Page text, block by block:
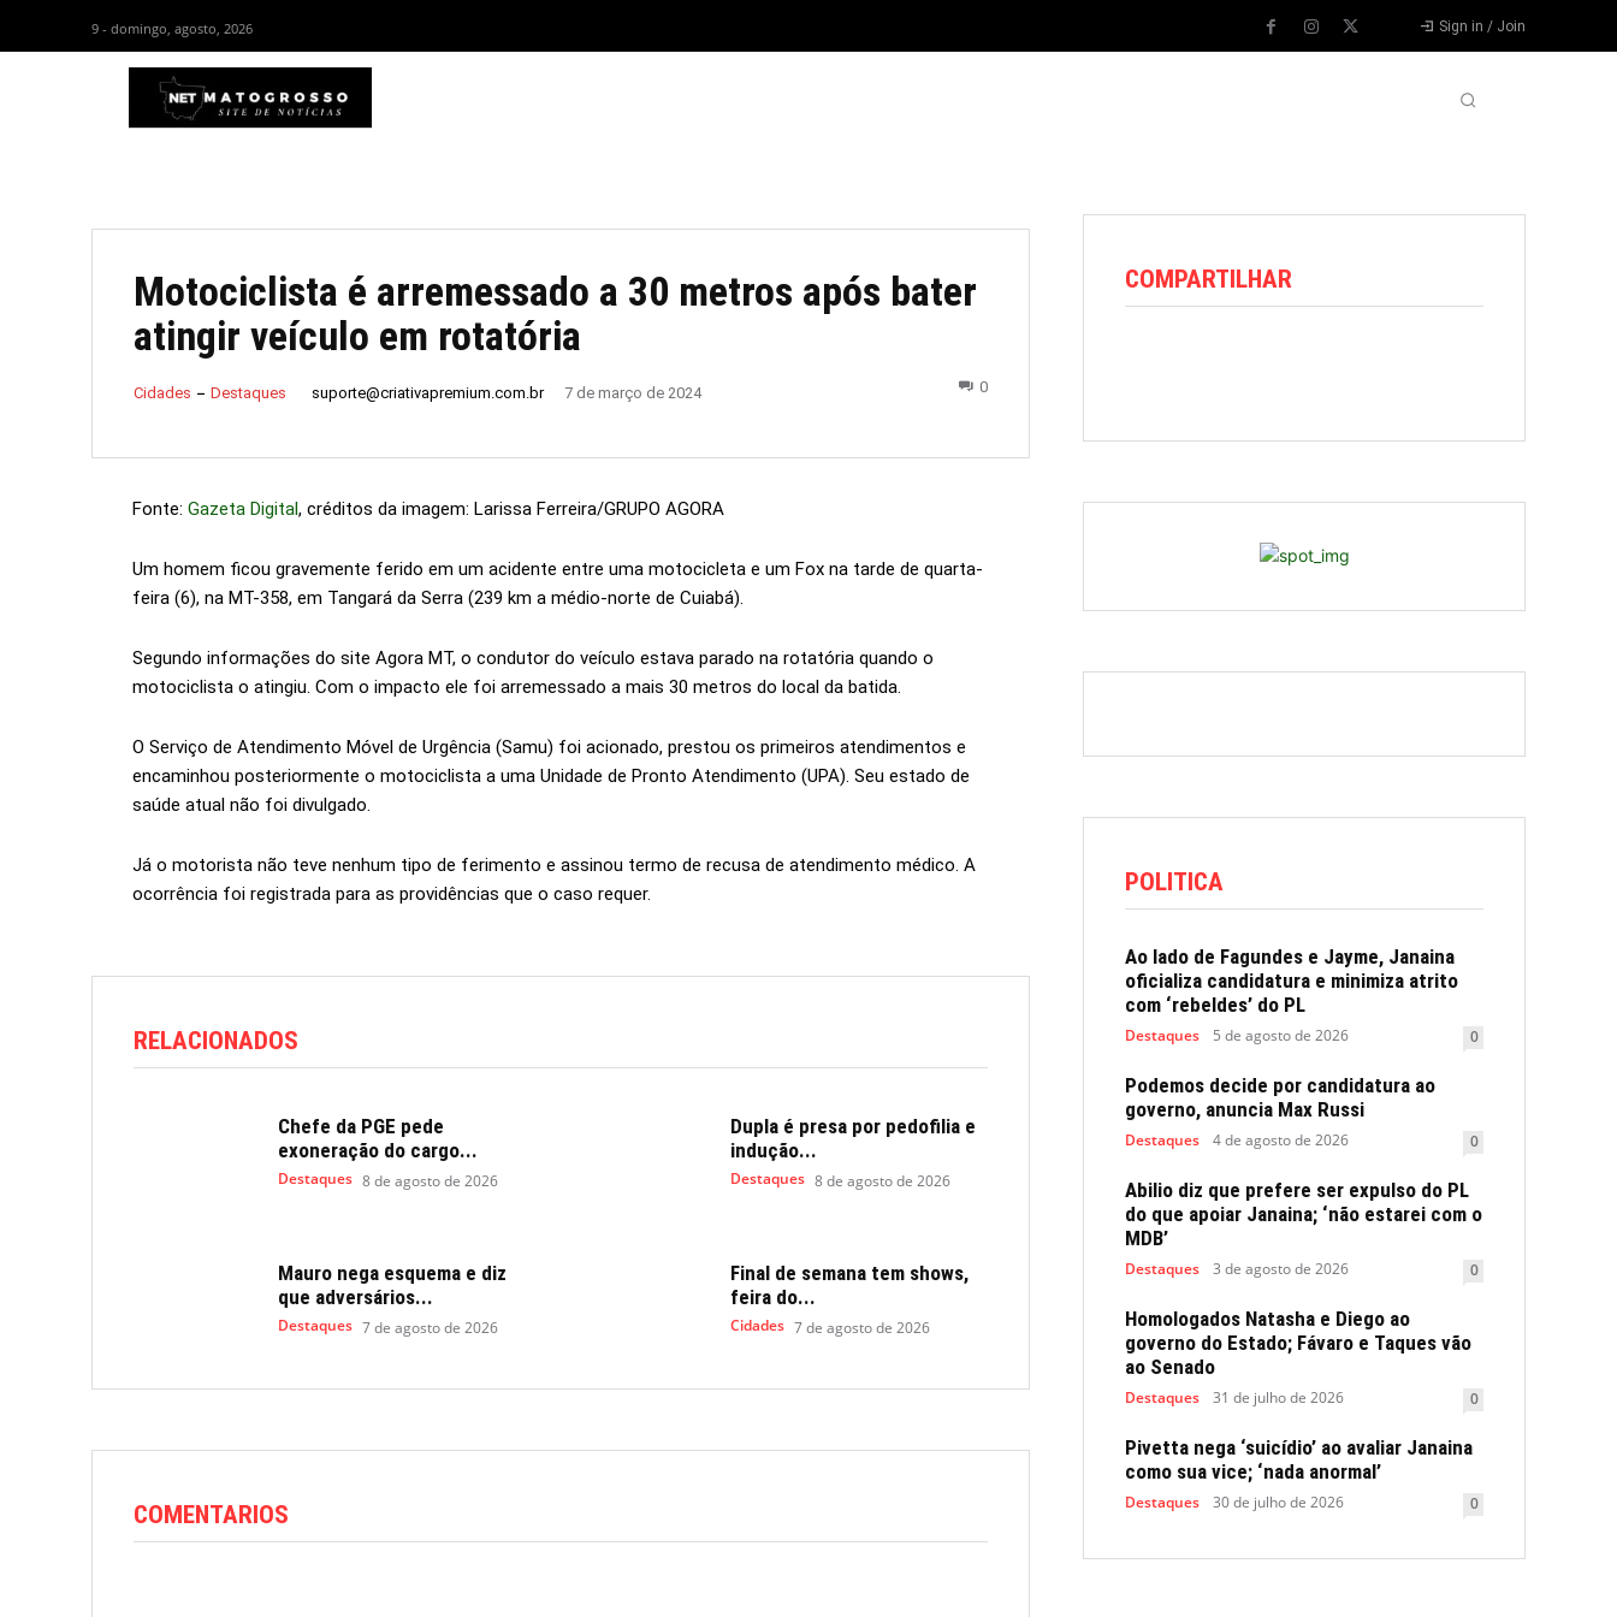
9 - domingo, agosto, 2026 Sign in / Join
Motociclista é arremessado a 30 metros após bater
atingir veículo em rotatória
Cidades Destaques suporte@criativapremium.com.br 7 de março de 2024 0
Fonte: Gazeta Digital, créditos da imagem: Larissa Ferreira/GRUPO AGORA
Um homem ficou gravemente ferido em um acidente entre uma motocicleta e um Fox na tarde de quarta-
feira (6), na MT-358, em Tangará da Serra (239 km a médio-norte de Cuiabá).
Segundo informações do site Agora MT, o condutor do veículo estava parado na rotatória quando o
motociclista o atingiu. Com o impacto ele foi arremessado a mais 30 metros do local da batida.
O Serviço de Atendimento Móvel de Urgência (Samu) foi acionado, prestou os primeiros atendimentos e
encaminhou posteriormente o motociclista a uma Unidade de Pronto Atendimento (UPA). Seu estado de
saúde atual não foi divulgado.
Já o motorista não teve nenhum tipo de ferimento e assinou termo de recusa de atendimento médico. A
ocorrência foi registrada para as providências que o caso requer.
RELACIONADOS
Chefe da PGE pede
exoneração do cargo...
Destaques 8 de agosto de 2026
Dupla é presa por pedofilia e
indução...
Destaques 8 de agosto de 2026
Mauro nega esquema e diz
que adversários...
Destaques 7 de agosto de 2026
Final de semana tem shows,
feira do...
Cidades 7 de agosto de 2026
COMENTARIOS
COMPARTILHAR
POLITICA
Ao lado de Fagundes e Jayme, Janaina
oficializa candidatura e minimiza atrito
com ‘rebeldes’ do PL
Destaques 5 de agosto de 2026 0
Podemos decide por candidatura ao
governo, anuncia Max Russi
Destaques 4 de agosto de 2026 0
Abilio diz que prefere ser expulso do PL
do que apoiar Janaina; ‘não estarei com o
MDB’
Destaques 3 de agosto de 2026 0
Homologados Natasha e Diego ao
governo do Estado; Fávaro e Taques vão
ao Senado
Destaques 31 de julho de 2026 0
Pivetta nega ‘suicídio’ ao avaliar Janaina
como sua vice; ‘nada anormal’
Destaques 30 de julho de 2026 0